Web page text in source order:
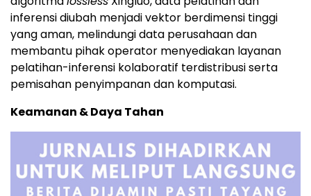
inferensi diubah menjadi vektor berdimensi tinggi
yang aman, melindungi data perusahaan dan
membantu pihak operator menyediakan layanan
pelatihan-inferensi kolaboratif terdistribusi serta
pemisahan penyimpanan dan komputasi.
Keamanan & Daya Tahan